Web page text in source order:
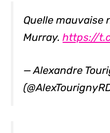
Quelle mauvaise
Murray.https://
— Alexandre